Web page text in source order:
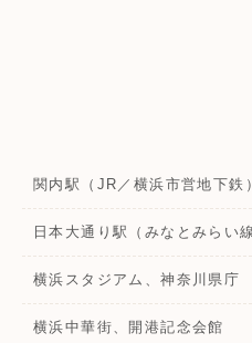
関内駅（JR／横浜市営地下鉄）
日本大通り駅（みなとみらい線
横浜スタジアム、神奈川県庁
横浜中華街、開港記念会館